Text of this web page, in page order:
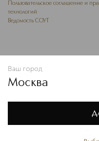
Политике конфиденциальности
В КОРЗИНУ
Пользовательское соглашение и
технологий
Ведомость СОУТ
Ваш город
Москва